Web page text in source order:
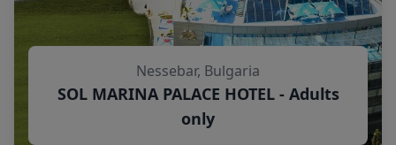
Nessebar, Bulgaria
SOL MARINA PALACE HOTEL - Adults
only